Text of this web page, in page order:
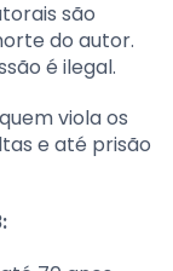
são
do autor.
é ilegal.
viola os
e até prisão